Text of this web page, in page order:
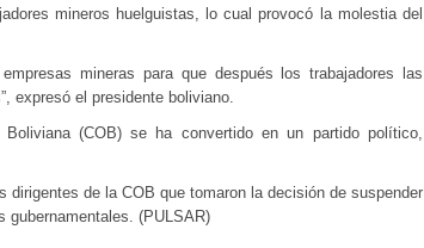
mineros huelguistas, lo cual provocó la molestia del
mineras para que después los trabajadores las
expresó el presidente boliviano.
(COB) se ha convertido en un partido político,
de la COB que tomaron la decisión de suspender
gubernamentales. (PULSAR)